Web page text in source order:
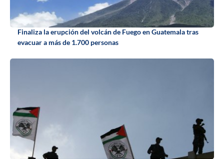
Finaliza la erupción del volcán de Fuego en Guatemala tras
evacuar a más de 1.700 personas